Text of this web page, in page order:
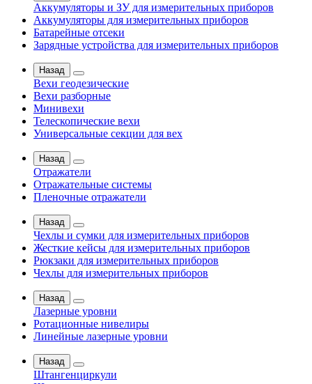
Аккумуляторы и ЗУ для измерительных приборов
Аккумуляторы для измерительных приборов
Батарейные отсеки
Зарядные устройства для измерительных приборов
Назад
Вехи геодезические
Вехи разборные
Минивехи
Телескопические вехи
Универсальные секции для вех
Назад
Отражатели
Отражательные системы
Пленочные отражатели
Назад
Чехлы и сумки для измерительных приборов
Жесткие кейсы для измерительных приборов
Рюкзаки для измерительных приборов
Чехлы для измерительных приборов
Назад
Лазерные уровни
Ротационные нивелиры
Линейные лазерные уровни
Назад
Штангенциркули